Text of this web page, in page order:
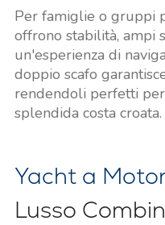
Per famiglie o gruppi
offrono stabilità, ampi
un'esperienza di
doppio scafo
rendendoli perfetti
splendida costa croata.
Yacht a
Lusso